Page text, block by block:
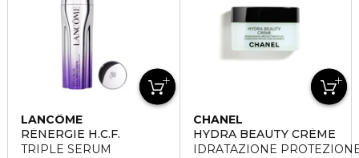
LANCÔME
RÉNERGIE H.C.F.
TRIPLE SERUM
CHANEL
HYDRA BEAUTY CRÈME
IDRATAZIONE